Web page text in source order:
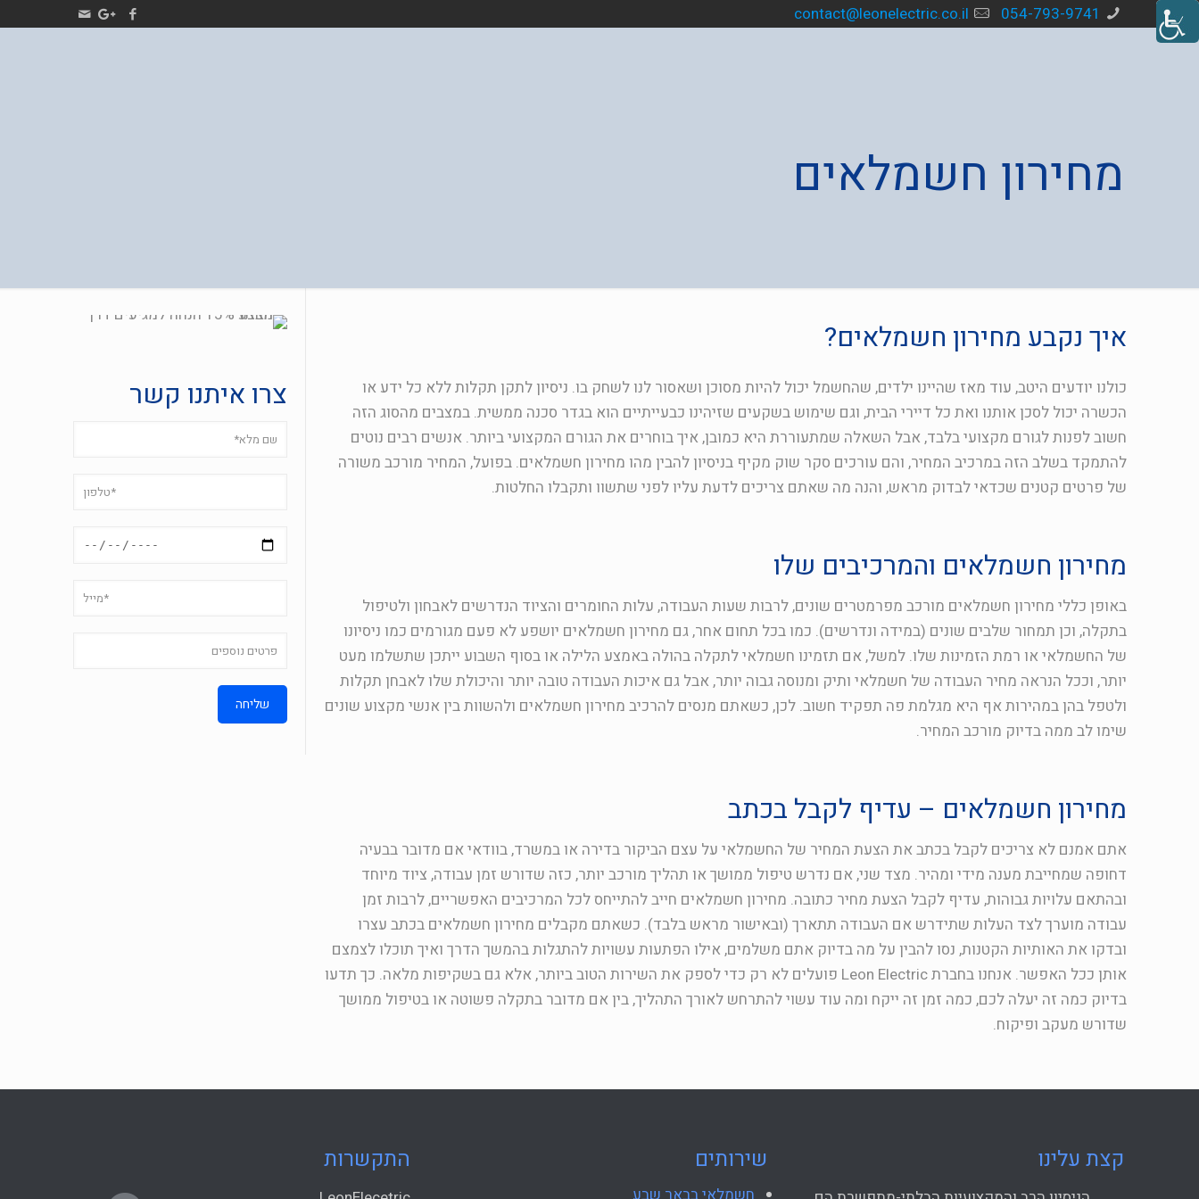
054-793-9741
contact@leonelectric.co.il
מחירון חשמלאים
איך נקבע מחירון חשמלאים?
כולנו יודעים היטב, עוד מאז שהיינו ילדים, שהחשמל יכול להיות מסוכן ושאסור לנו לשחק בו. ניסיון לתקן תקלות ללא כל ידע או
הכשרה יכול לסכן אותנו ואת כל דיירי הבית, וגם שימוש בשקעים שזיהינו כבעייתיים הוא בגדר סכנה ממשית. במצבים מהסוג הזה
חשוב לפנות לגורם מקצועי בלבד, אבל השאלה שמתעוררת היא כמובן, איך בוחרים את הגורם המקצועי ביותר. אנשים רבים נוטים
להתמקד בשלב הזה במרכיב המחיר, והם עורכים סקר שוק מקיף בניסיון להבין מהו מחירון חשמלאים. בפועל, המחיר מורכב משורה
של פרטים קטנים שכדאי לבדוק מראש, והנה מה שאתם צריכים לדעת עליו לפני שתשוו ותקבלו החלטות.
מחירון חשמלאים והמרכיבים שלו
באופן כללי מחירון חשמלאים מורכב מפרמטרים שונים, לרבות שעות העבודה, עלות החומרים והציוד הנדרשים לאבחון ולטיפול
בתקלה, וכן תמחור שלבים שונים (במידה ונדרשים). כמו בכל תחום אחר, גם מחירון חשמלאים יושפע לא פעם מגורמים כמו ניסיונו
של החשמלאי או רמת הזמינות שלו. למשל, אם תזמינו חשמלאי לתקלה בהולה באמצע הלילה או בסוף השבוע ייתכן שתשלמו מעט
יותר, וככל הנראה מחיר העבודה של חשמלאי ותיק ומנוסה גבוה יותר, אבל גם איכות העבודה טובה יותר והיכולת שלו לאבחן תקלות
ולטפל בהן במהירות אף היא מגלמת פה תפקיד חשוב. לכן, כשאתם מנסים להרכיב מחירון חשמלאים ולהשוות בין אנשי מקצוע שונים
שימו לב ממה בדיוק מורכב המחיר.
מחירון חשמלאים – עדיף לקבל בכתב
אתם אמנם לא צריכים לקבל בכתב את הצעת המחיר של החשמלאי על עצם הביקור בדירה או במשרד, בוודאי אם מדובר בבעיה
דחופה שמחייבת מענה מידי ומהיר. מצד שני, אם נדרש טיפול ממושך או תהליך מורכב יותר, כזה שדורש זמן עבודה, ציוד מיוחד
ובהתאם עלויות גבוהות, עדיף לקבל הצעת מחיר כתובה. מחירון חשמלאים חייב להתייחס לכל המרכיבים האפשריים, לרבות זמן
עבודה מוערך לצד העלות שתידרש אם העבודה תתארך (ובאישור מראש בלבד). כשאתם מקבלים מחירון חשמלאים בכתב עצרו
ובדקו את האותיות הקטנות, נסו להבין על מה בדיוק אתם משלמים, אילו הפתעות עשויות להתגלות בהמשך הדרך ואיך תוכלו לצמצם
אותן ככל האפשר. אנחנו בחברת Leon Electric פועלים לא רק כדי לספק את השירות הטוב ביותר, אלא גם בשקיפות מלאה. כך תדעו
בדיוק כמה זה יעלה לכם, כמה זמן זה ייקח ומה עוד עשוי להתרחש לאורך התהליך, בין אם מדובר בתקלה פשוטה או בטיפול ממושך
שדורש מעקב ופיקוח.
צרו איתנו קשר
קצת עלינו שירותים התקשרות